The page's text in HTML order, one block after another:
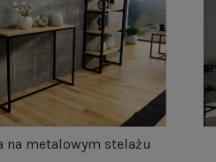
na metalowym stelażu